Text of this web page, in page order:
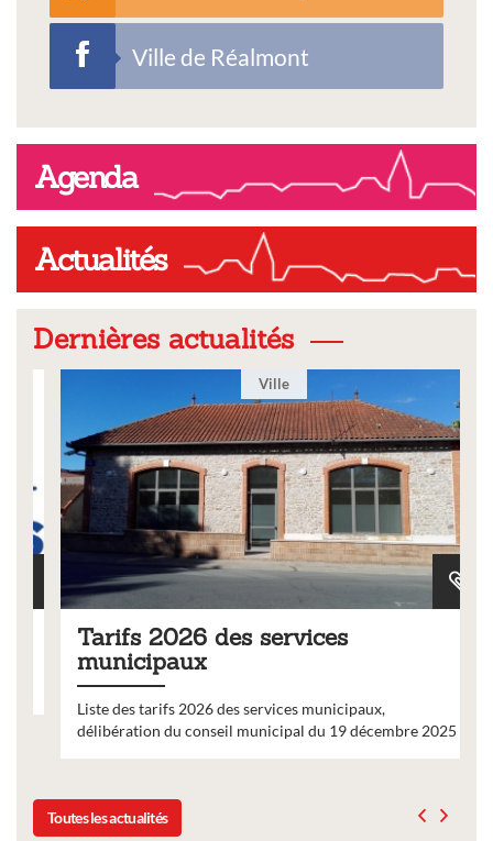
Ville de Réalmont
Agenda
Actualités
Dernières actualités
Ville
Tarifs 2026 des services
municipaux
Liste des tarifs 2026 des services municipaux,
délibération du conseil municipal du 19 décembre 2025
Toutes les actualités